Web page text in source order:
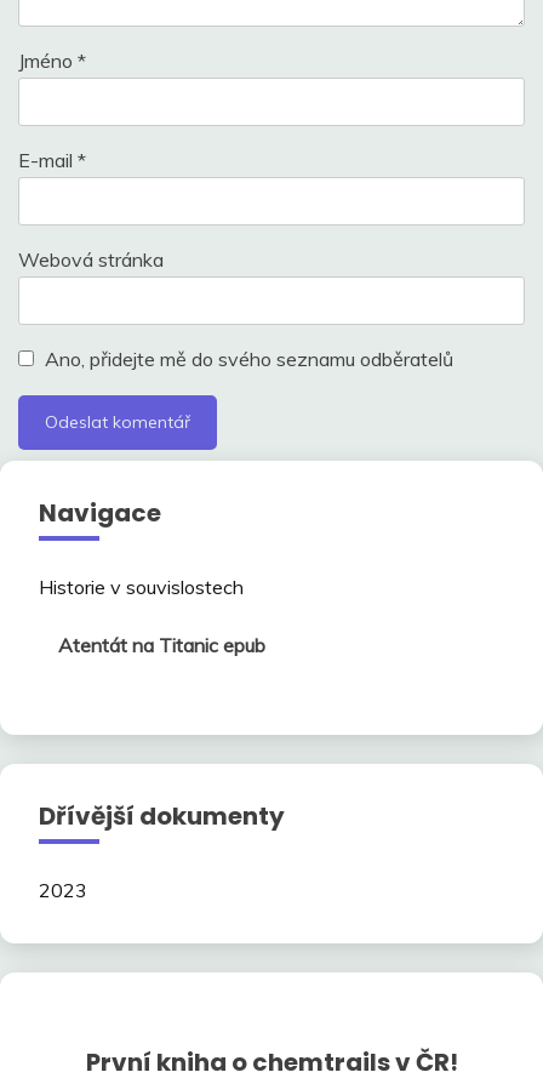
Jméno *
E-mail *
Webová stránka
Ano, přidejte mě do svého seznamu odběratelů
Navigace
Historie v souvislostech
Atentát na Titanic epub
Dřívější dokumenty
2023
První kniha o chemtrails v ČR!